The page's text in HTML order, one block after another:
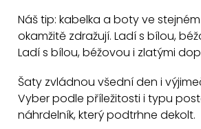
v
k
y
v
ý
p
Náš tip: kabelka a boty ve
okamžitě zdražují. Ladí s bílou,
Ladí s bílou, béžovou i zlatými
Šaty zvládnou všední den i
Vyber podle příležitosti i typu
náhrdelník, který podtrhne dekolt.